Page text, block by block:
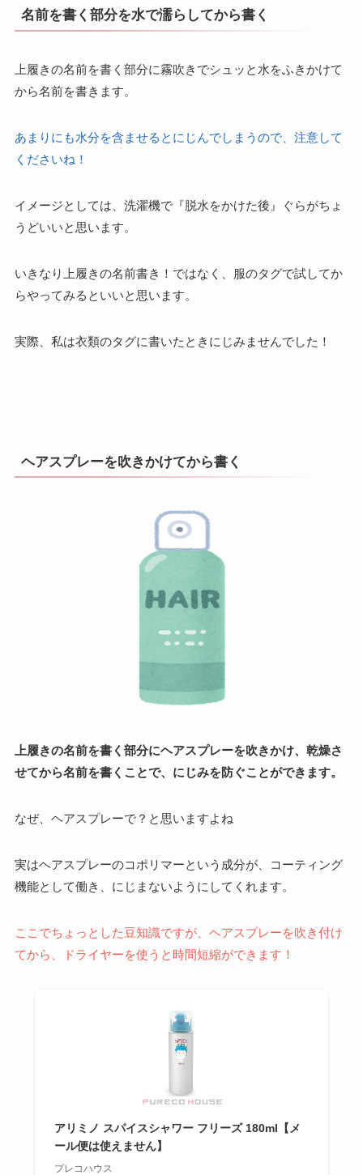
名前を書く部分を水で濡らしてから書く
上履きの名前を書く部分に霧吹きでシュッと水をふきかけて
から名前を書きます。
あまりにも水分を含ませるとにじんでしまうので、注意して
くださいね！
イメージとしては、洗濯機で『脱水をかけた後』ぐらがちょ
うどいいと思います。
いきなり上履きの名前書き！ではなく、服のタグで試してか
らやってみるといいと思います。
実際、私は衣類のタグに書いたときにじみませんでした！
ヘアスプレーを吹きかけてから書く
上履きの名前を書く部分にヘアスプレーを吹きかけ、乾燥さ
せてから名前を書くことで、にじみを防ぐことができます。
なぜ、ヘアスプレーで？と思いますよね
実はヘアスプレーのコポリマーという成分が、コーティング
機能として働き、にじまないようにしてくれます。
ここでちょっとした豆知識ですが、ヘアスプレーを吹き付け
てから、ドライヤーを使うと時間短縮ができます！
アリミノ スパイスシャワー フリーズ 180ml【メ
ール便は使えません】
プレコハウス